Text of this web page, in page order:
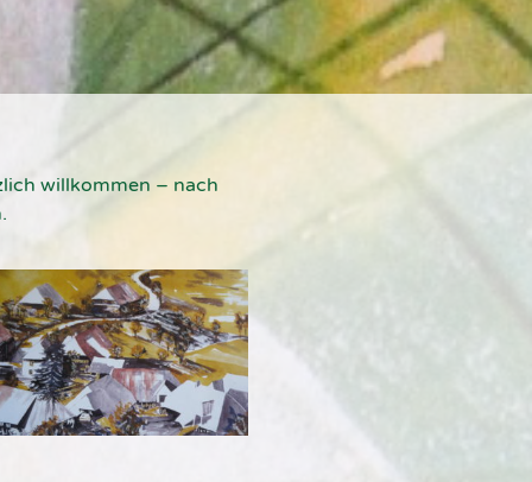
willkommen – nach